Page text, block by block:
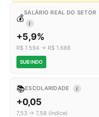
💰
SALÁRIO REAL DO SETOR
I
+5,9%
R$ 1.594 → R$ 1.688
SUBINDO
📚ESCOLARIDADE I
+0,05
7,53 → 7,58 (índice)